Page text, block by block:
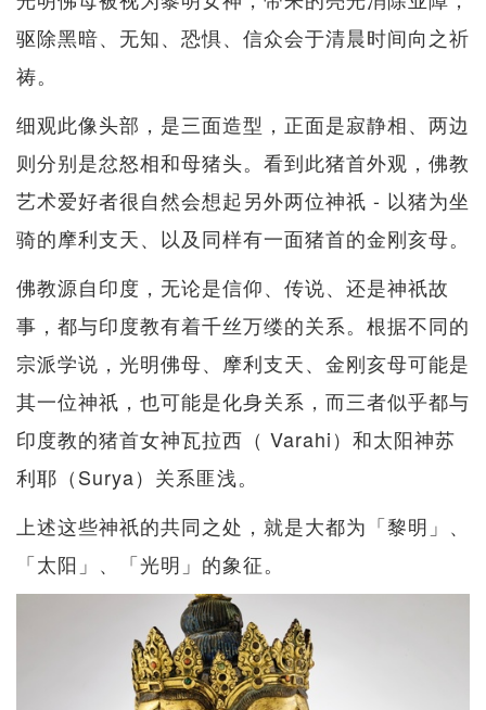
驱除黑暗、无知、恐惧、信众会于清晨时间向之祈
祷。
细观此像头部，是三面造型，正面是寂静相、两边
则分别是忿怒相和母猪头。看到此猪首外观，佛教
艺术爱好者很自然会想起另外两位神祇 - 以猪为坐
骑的摩利支天、以及同样有一面猪首的金刚亥母。
佛教源自印度，无论是信仰、传说、还是神祇故
事，都与印度教有着千丝万缕的关系。根据不同的
宗派学说，光明佛母、摩利支天、金刚亥母可能是
其一位神祇，也可能是化身关系，而三者似乎都与
印度教的猪首女神瓦拉西（ Varahi）和太阳神苏
利耶（Surya）关系匪浅。
上述这些神祇的共同之处，就是大都为「黎明」、
「太阳」、「光明」的象征。